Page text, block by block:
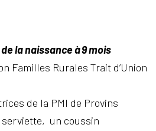
la naissance à 9 mois
Familles Rurales Trait d’Union
de la PMI de Provins
un coussin